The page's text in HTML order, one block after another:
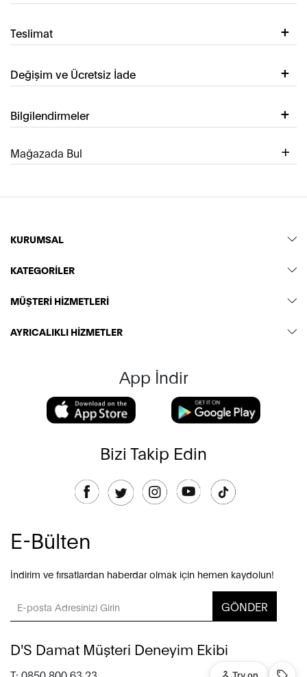
Teslimat
Değişim ve Ücretsiz İade
Bilgilendirmeler
Mağazada Bul
KURUMSAL
KATEGORİLER
MÜŞTERİ HİZMETLERİ
AYRICALIKLI HİZMETLER
App İndir
Bizi Takip Edin
E-Bülten
İndirim ve fırsatlardan haberdar olmak için hemen kaydolun!
GÖNDER
D'S Damat Müşteri Deneyim Ekibi